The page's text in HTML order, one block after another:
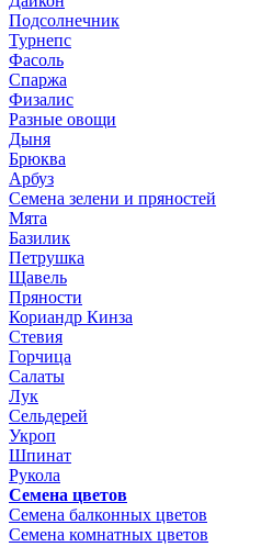
Подсолнечник
Турнепс
Фасоль
Спаржа
Физалис
Разные овощи
Дыня
Брюква
Арбуз
Семена зелени и пряностей
Мята
Базилик
Петрушка
Щавель
Пряности
Кориандр Кинза
Стевия
Горчица
Салаты
Лук
Сельдерей
Укроп
Шпинат
Рукола
Семена цветов
Семена балконных цветов
Семена комнатных цветов